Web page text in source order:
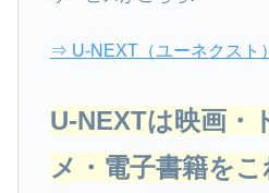
⇒ U-NEXT（ユーネクスト）
U-NEXTは映画・
メ・電子書籍を